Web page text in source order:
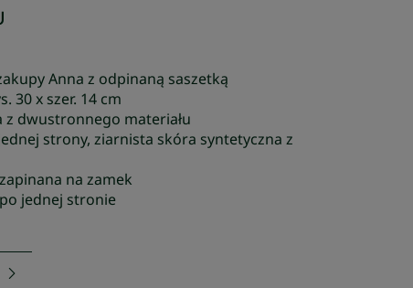
Anna z odpinaną saszetką
30 x szer. 14 cm
dwustronnego materiału
strony, ziarnista skóra syntetyczna z
na zamek
jednej stronie